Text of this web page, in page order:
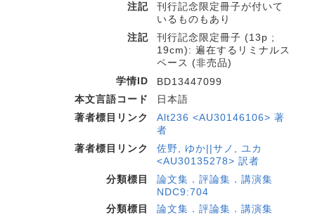
注記
刊行記念限定冊子が付いて
いるものもあり
注記
刊行記念限定冊子 (13p ;
19cm): 遍在するリミナルス
ペース (非売品)
学情ID
BD13447099
本文言語コード
日本語
著者標目リンク
Alt236 <AU30146106> 著
者
著者標目リンク
佐野, ゆか||サノ, ユカ
<AU30135278> 訳者
分類標目
論文集．評論集．講演集
NDC9:704
分類標目
論文集．評論集．講演集